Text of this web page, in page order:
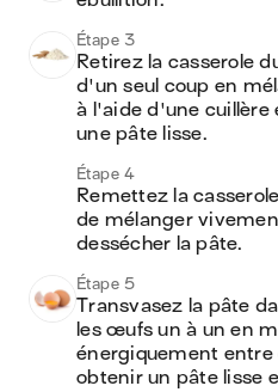
Étape 3
Retirez la casserole
d'un seul coup en
à l'aide d'une cuillère
une pâte lisse.
Étape 4
Remettez la
de mélanger
dessécher la pâte.
Étape 5
Transvasez la pâte
les œufs un à un en
énergiquement entre
obtenir un pâte lisse